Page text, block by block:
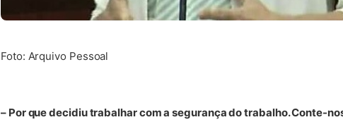
Foto: Arquivo Pessoal
– Por que decidiu trabalhar com a segurança do trabalho. Conte-